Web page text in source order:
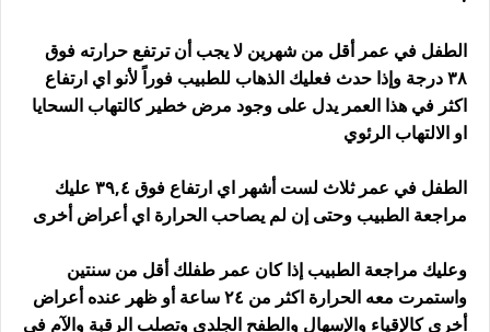
الطفل في عمر أقل من شهرين لا يجب أن ترتفع حرارته فوق
٣٨ درجة وإذا حدث فعليك الذهاب للطبيب فوراً لأنو اي ارتفاع
اكثر في هذا العمر يدل على وجود مرض خطير كالتهاب السحايا
او الالتهاب الرئوي
الطفل في عمر ثلاث لست أشهر اي ارتفاع فوق ٣٩,٤ عليك
مراجعة الطبيب وحتى إن لم يصاحب الحرارة اي أعراض أخرى
وعليك مراجعة الطبيب إذا كان عمر طفلك أقل من سنتين
واستمرت معه الحرارة اكثر من ٢٤ ساعة أو ظهر عنده أعراض
أخرى كالإقياء والإسهال والطفح الجلدي وتصلب الرقبة والآم في